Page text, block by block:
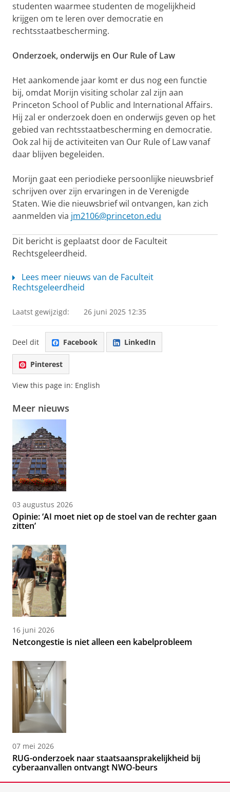
studenten waarmee studenten de mogelijkheid
krijgen om te leren over democratie en
rechtsstaatbescherming.
Onderzoek, onderwijs en Our Rule of Law
Het aankomende jaar komt er dus nog een functie
bij, omdat Morijn visiting scholar zal zijn aan
Princeton School of Public and International Affairs.
Hij zal er onderzoek doen en onderwijs geven op het
gebied van rechtsstaatbescherming en democratie.
Ook zal hij de activiteiten van Our Rule of Law vanaf
daar blijven begeleiden.
Morijn gaat een periodieke persoonlijke nieuwsbrief
schrijven over zijn ervaringen in de Verenigde
Staten. Wie die nieuwsbrief wil ontvangen, kan zich
aanmelden via jm2106@princeton.edu
Dit bericht is geplaatst door de Faculteit
Rechtsgeleerdheid.
Lees meer nieuws van de Faculteit
Rechtsgeleerdheid
Laatst gewijzigd: 26 juni 2025 12:35
Deel dit Facebook LinkedIn
Pinterest
View this page in: English
Meer nieuws
03 augustus 2026
Opinie: ‘AI moet niet op de stoel van de rechter gaan
zitten’
16 juni 2026
Netcongestie is niet alleen een kabelprobleem
07 mei 2026
RUG-onderzoek naar staatsaansprakelijkheid bij
cyberaanvallen ontvangt NWO-beurs